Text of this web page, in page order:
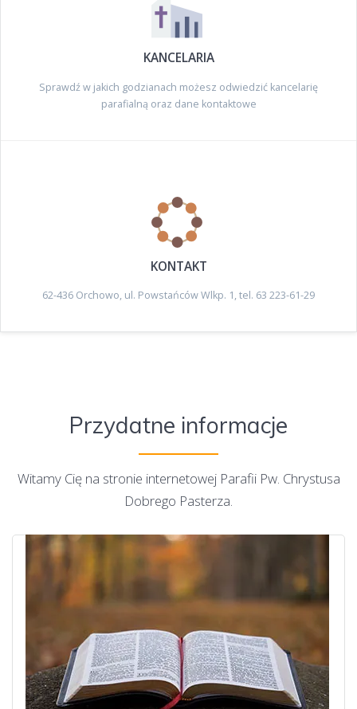
KANCELARIA
Sprawdź w jakich godzianach możesz odwiedzić kancelarię
parafialną oraz dane kontaktowe
KONTAKT
62-436 Orchowo, ul. Powstańców Wlkp. 1, tel. 63 223-61-29
Przydatne informacje
Witamy Cię na stronie internetowej Parafii Pw. Chrystusa
Dobrego Pasterza.